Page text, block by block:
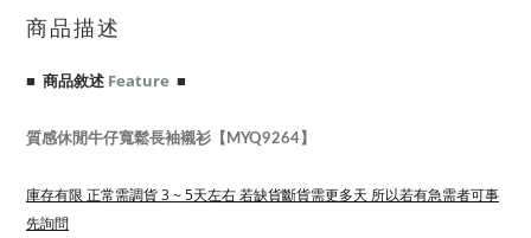
商品描述
■ 商品敘述 Feature ■
質感休閒牛仔寬鬆長袖襯衫【MYQ9264】
庫存有限 正常需調貨 3 ~ 5天左右 若缺貨斷貨需更多天 所以若有急需者可事
先詢問